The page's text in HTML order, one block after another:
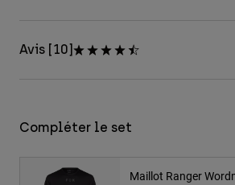
Avis [10]
Compléter le set
Maillot Ranger